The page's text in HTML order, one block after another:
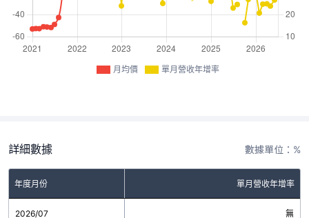
月均價 單月營收年增率
詳細數據 數據單位：%
年度月份 單月營收年增率
2026/07 無